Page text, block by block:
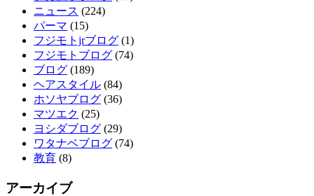
ニュース (224)
パーマ (15)
フジモトjrブログ (1)
フジモトブログ (74)
ブログ (189)
ヘアスタイル (84)
ホソヤブログ (36)
マツエク (25)
ヨシダブログ (29)
ワタナベブログ (74)
教育 (8)
アーカイブ